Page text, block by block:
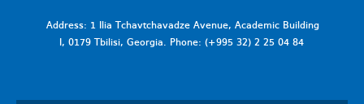
Address: 1 Ilia Tchavtchavadze Avenue, Academic Building
I, 0179 Tbilisi, Georgia. Phone: (+995 32) 2 25 04 84